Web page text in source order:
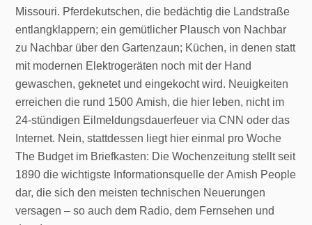
Missouri. Pferdekutschen, die bedächtig die Landstraße
entlangklappern; ein gemütlicher Plausch von Nachbar
zu Nachbar über den Gartenzaun; Küchen, in denen statt
mit modernen Elektrogeräten noch mit der Hand
gewaschen, geknetet und eingekocht wird. Neuigkeiten
erreichen die rund 1500 Amish, die hier leben, nicht im
24-stündigen Eilmeldungsdauerfeuer via CNN oder das
Internet. Nein, stattdessen liegt hier einmal pro Woche
The Budget im Briefkasten: Die Wochenzeitung stellt seit
1890 die wichtigste Informationsquelle der Amish People
dar, die sich den meisten technischen Neuerungen
versagen – so auch dem Radio, dem Fernsehen und